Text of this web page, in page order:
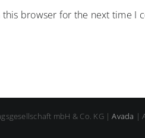
this browser for the next time I
mbH & Co. KG |Avada |